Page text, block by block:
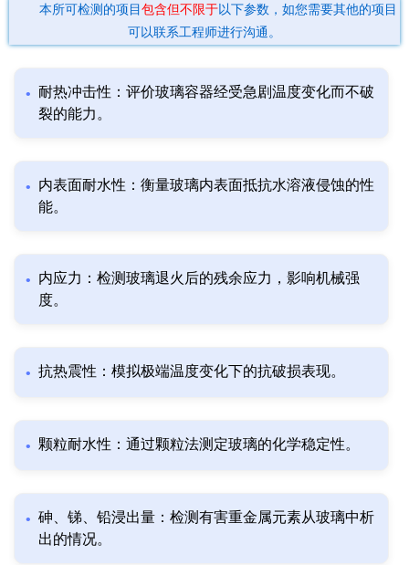
本所可检测的项目 包含但不限于以下参数，如您需要其他的项目
可以联系工程师进行沟通。
耐热冲击性：评价玻璃容器经受急剧温度变化而不破
裂的能力。
内表面耐水性：衡量玻璃内表面抵抗水溶液侵蚀的性
能。
内应力：检测玻璃退火后的残余应力，影响机械强
度。
抗热震性：模拟极端温度变化下的抗破损表现。
颗粒耐水性：通过颗粒法测定玻璃的化学稳定性。
砷、锑、铅浸出量：检测有害重金属元素从玻璃中析
出的情况。